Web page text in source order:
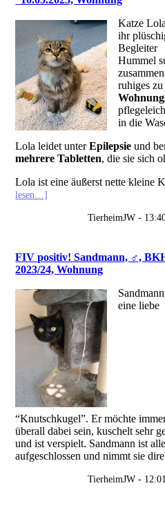
Katze
ihr
Begleiter
Hummel
ruhiges
in die
Lola leidet unterEpilepsie und
mehrere Tabletten, die sie sich
Lola ist eine äußerst nette kleine
lesen…]
TierheimJW -
FIV positiv! Sandmann, ♂,
2023/24, Wohnung
eine liebe
“Knutschkugel”. Er möchte
überall dabei sein, kuschelt sehr
und ist verspielt. Sandmann ist
aufgeschlossen und nimmt sie
TierheimJW -